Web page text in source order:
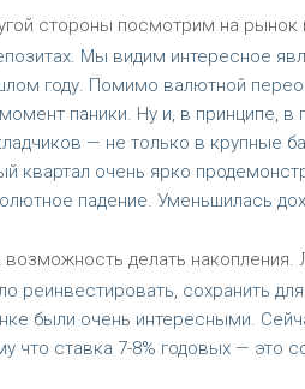
стороны посмотрим на рынок
Мы видим интересное
году. Помимо валютной
паники. Ну и, в принципе,
— не только в крупные
квартал очень ярко
падение. Уменьшилась
делать
реинвестировать, сохранить
были очень интересными.
что ставка 7-8% годовых — это